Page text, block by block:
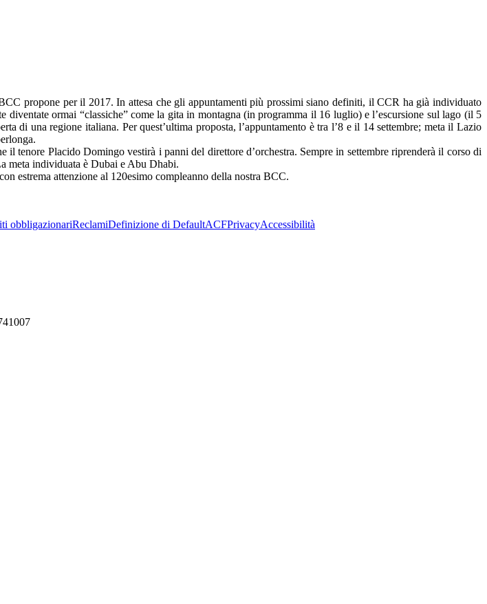
propone per il 2017. In attesa che gli appuntamenti più prossimi siano definiti, il CCR ha già individuato
ormai “classiche” come la gita in montagna (in programma il 16 luglio) e l’escursione sul lago (il 5
di una regione italiana. Per quest’ultima proposta, l’appuntamento è tra l’8 e il 14 settembre; meta il Lazio
tenore Placido Domingo vestirà i panni del direttore d’orchestra. Sempre in settembre riprenderà il corso di
meta individuata è Dubai e Abu Dhabi.
estrema attenzione al 120esimo compleanno della nostra BCC.
obbligazionariReclamiDefinizione di DefaultACFPrivacyAccessibilità